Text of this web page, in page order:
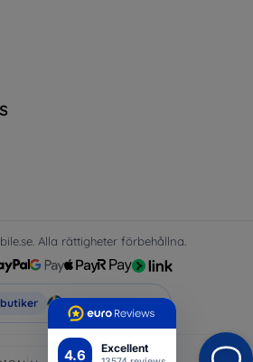
4.6 Excellent
Alla rättigheter förbehållna.
Top4Mobile.se